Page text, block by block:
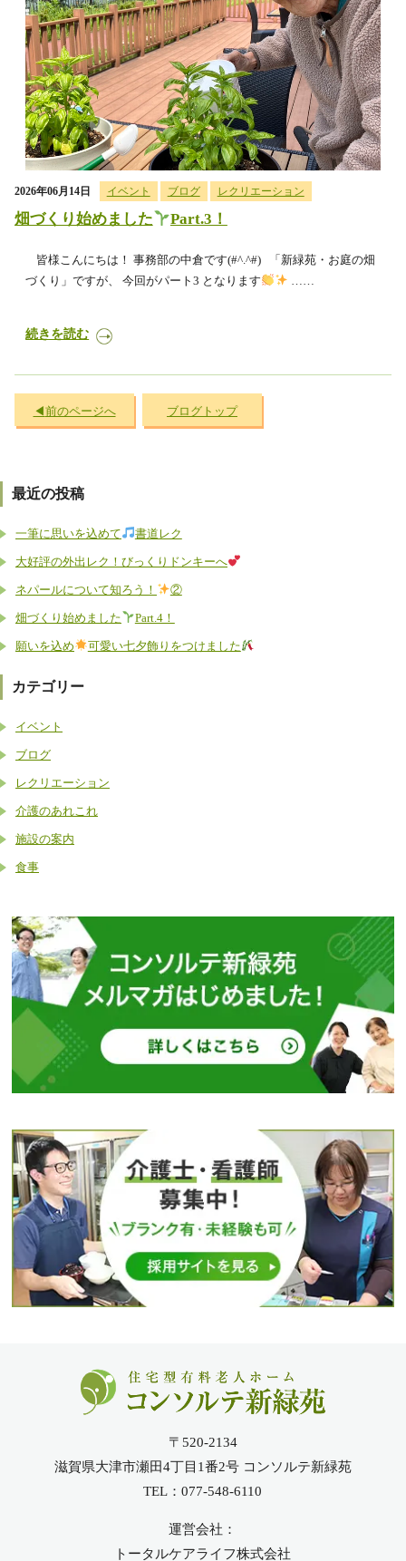
2026年06月14日 イベント ブログ レクリエーション
畑づくり始めました Part.3！
皆様こんにちは！ 事務部の中倉です(#^.^#) 「新緑苑・お庭の畑
づくり」ですが、 今回がパート3 となります
続きを読む
前のページへ ブログトップ
最近の投稿
一筆に思いを込めて 書道レク
大好評の外出レク！びっくりドンキーへ
ネパールについて知ろう！ ②
畑づくり始めました Part.4！
願いを込め 可愛い七夕飾りをつけました
カテゴリー
イベント
ブログ
レクリエーション
介護のあれこれ
施設の案内
食事
〒520-2134
滋賀県大津市瀬田4丁目1番2号 コンソルテ新緑苑
TEL：077-548-6110
運営会社：
トータルケアライフ株式会社